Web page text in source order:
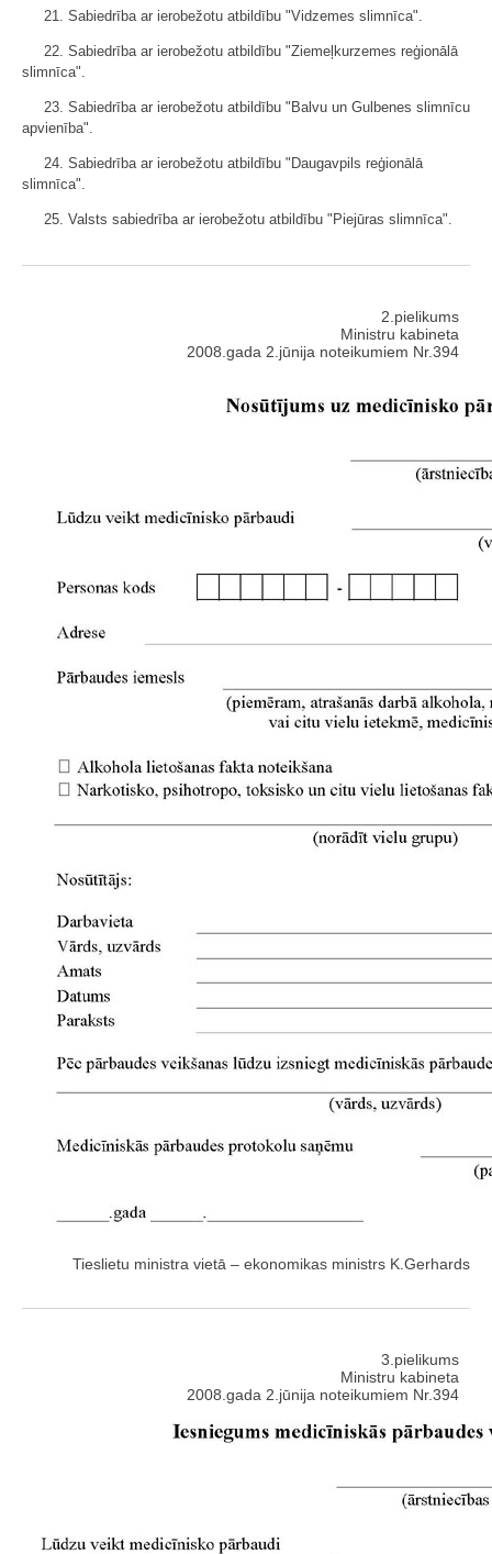
21. Sabiedrība ar ierobežotu atbildību "Vidzemes slimnīca".
22. Sabiedrība ar ierobežotu atbildību "Ziemeļkurzemes reģionālā
slimnīca".
23. Sabiedrība ar ierobežotu atbildību "Balvu un Gulbenes slimnīcu
apvienība".
24. Sabiedrība ar ierobežotu atbildību "Daugavpils reģionālā
slimnīca".
25. Valsts sabiedrība ar ierobežotu atbildību "Piejūras slimnīca".
2.pielikums
Ministru kabineta
2008.gada 2.jūnija noteikumiem Nr.394
Tieslietu ministra vietā – ekonomikas ministrs K.Gerhards
3.pielikums
Ministru kabineta
2008.gada 2.jūnija noteikumiem Nr.394